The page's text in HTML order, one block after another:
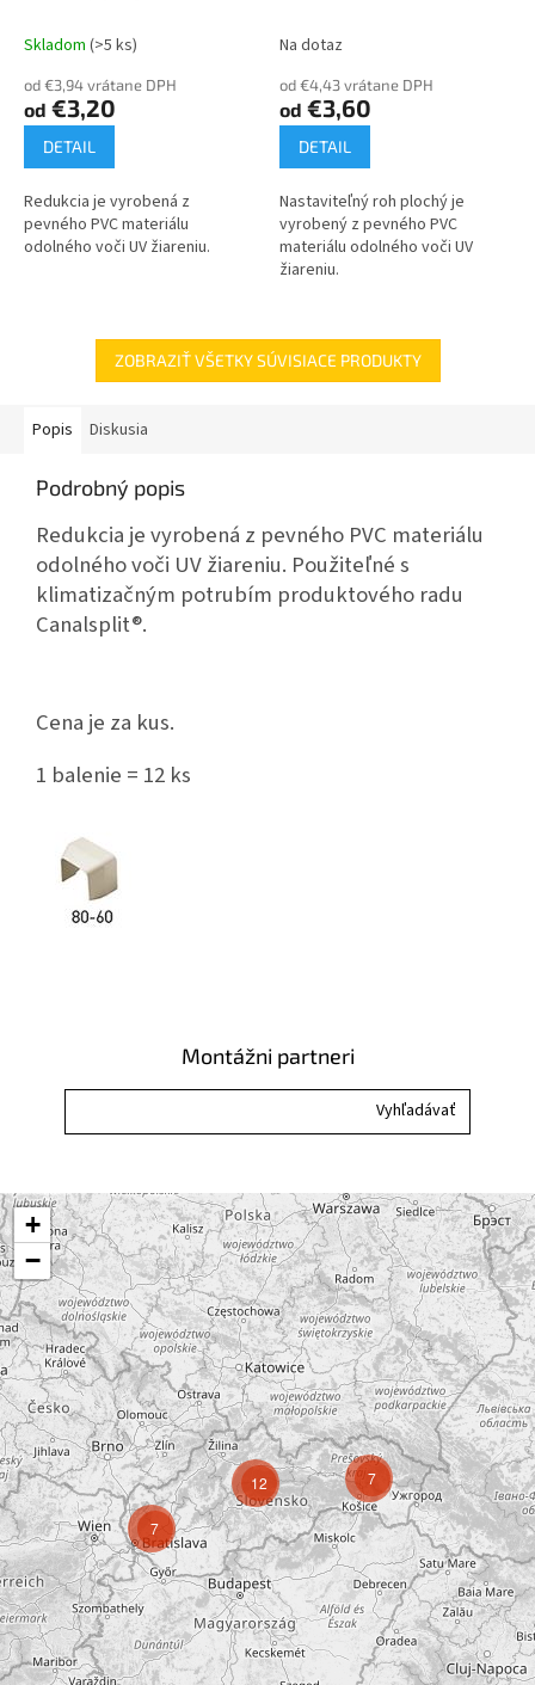
Skladom (>5 ks)
od €3,94 vrátane DPH
od €3,20
DETAIL
Redukcia je vyrobená z
pevného PVC materiálu
odolného voči UV žiareniu.
Na dotaz
od €4,43 vrátane DPH
od €3,60
DETAIL
Nastaviteľný roh plochý je
vyrobený z pevného PVC
materiálu odolného voči UV
žiareniu.
ZOBRAZIŤ VŠETKY SÚVISIACE PRODUKTY
Popis Diskusia
Podrobný popis
Redukcia je vyrobená z pevného PVC materiálu
odolného voči UV žiareniu. Použiteľné s
klimatizačným potrubím produktového radu
Canalsplit®.
Cena je za kus.
1 balenie = 12 ks
Montážni partneri
7
7
12
+
−